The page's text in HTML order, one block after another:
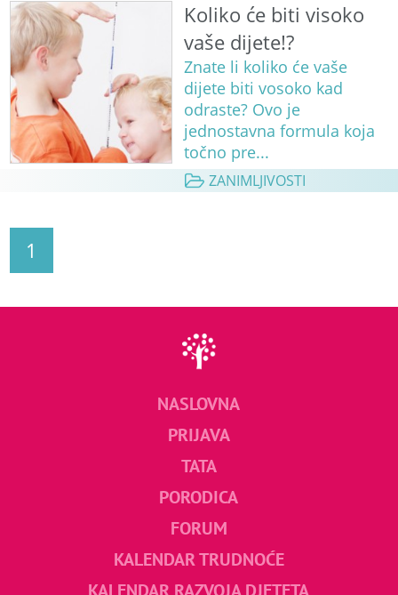
Koliko će biti visoko
vaše dijete!?
Znate li koliko će vaše
dijete biti vosoko kad
odraste? Ovo je
jednostavna formula koja
točno pre...
ZANIMLJIVOSTI
1
NASLOVNA
PRIJAVA
TATA
PORODICA
FORUM
KALENDAR TRUDNOĆE
KALENDAR RAZVOJA DJETETA